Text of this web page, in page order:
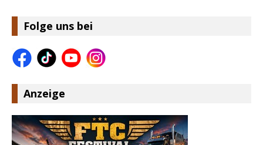
Folge uns bei
Anzeige